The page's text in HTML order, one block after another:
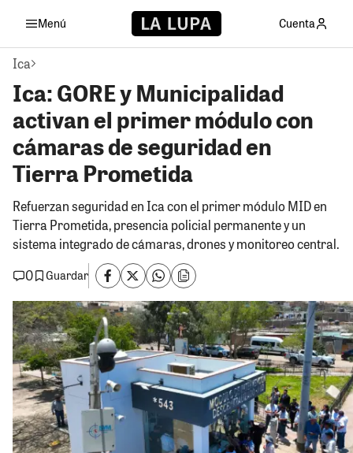
Menú Cuenta
Ica
Ica: GORE y Municipalidad
activan el primer módulo con
cámaras de seguridad en
Tierra Prometida
Refuerzan seguridad en Ica con el primer módulo MID en
Tierra Prometida, presencia policial permanente y un
sistema integrado de cámaras, drones y monitoreo central.
0
Guardar